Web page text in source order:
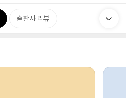
출판사 리뷰